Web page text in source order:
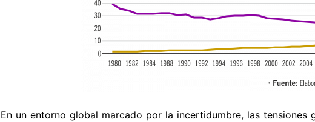
En un entorno global marcado por la incertidumbre, las